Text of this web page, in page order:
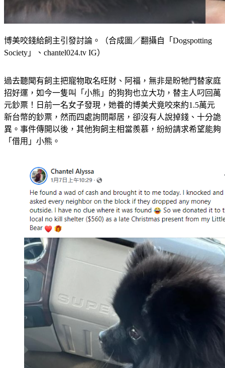
博美咬錢給飼主引發討論。（合成圖／翻攝自「Dogspotting
Society」、chantel024.tv IG）
過去聽聞有飼主把寵物取名旺財、阿福，無非是盼牠門替家庭
招好運，如今一隻叫「小熊」的狗狗也立大功，替主人叼回萬
元鈔票！日前一名女子發現，她養的博美犬竟咬來約1.5萬元
新台幣的鈔票，然而四處詢問鄰居，卻沒有人說掉錢、十分詭
異。事件傳開以後，其他狗飼主相當羨慕，紛紛請求希望能夠
「借用」小熊。